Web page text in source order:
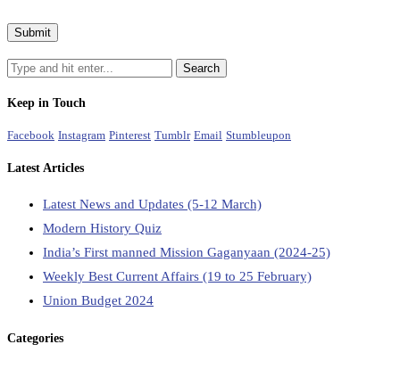
Keep in Touch
Facebook Instagram Pinterest Tumblr Email Stumbleupon
Latest Articles
Latest News and Updates (5-12 March)
Modern History Quiz
India’s First manned Mission Gaganyaan (2024-25)
Weekly Best Current Affairs (19 to 25 February)
Union Budget 2024
Categories